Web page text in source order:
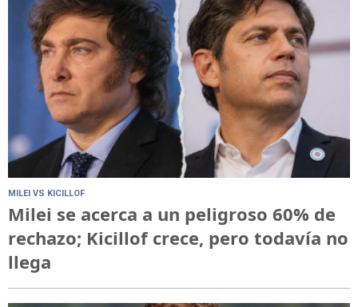
MILEI VS KICILLOF
Milei se acerca a un peligroso 60% de
rechazo; Kicillof crece, pero todavía no
llega